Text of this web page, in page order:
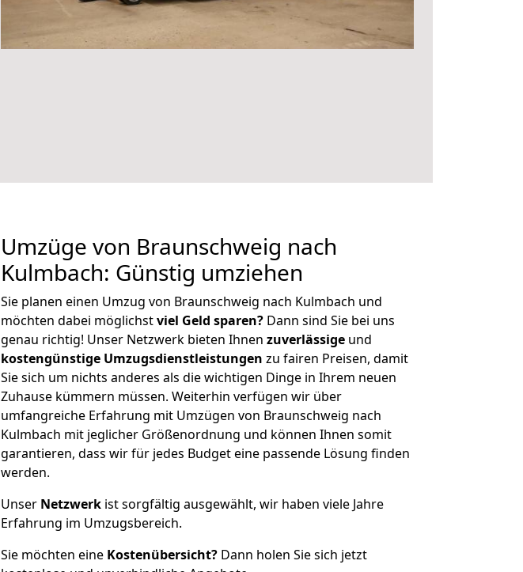
Umzüge von Braunschweig nach
Kulmbach: Günstig umziehen
Sie planen einen Umzug von Braunschweig nach Kulmbach und
möchten dabei möglichstviel Geld sparen? Dann sind Sie bei uns
genau richtig! Unser Netzwerk bieten Ihnen zuverlässige und
kostengünstige Umzugsdienstleistungen zu fairen Preisen, damit
Sie sich um nichts anderes als die wichtigen Dinge in Ihrem neuen
Zuhause kümmern müssen. Weiterhin verfügen wir über
umfangreiche Erfahrung mit Umzügen von Braunschweig nach
Kulmbach mit jeglicher Größenordnung und können Ihnen somit
garantieren, dass wir für jedes Budget eine passende Lösung finden
werden.
Unser Netzwerk ist sorgfältig ausgewählt, wir haben viele Jahre
Erfahrung im Umzugsbereich.
Sie möchten eine Kostenübersicht? Dann holen Sie sich jetzt